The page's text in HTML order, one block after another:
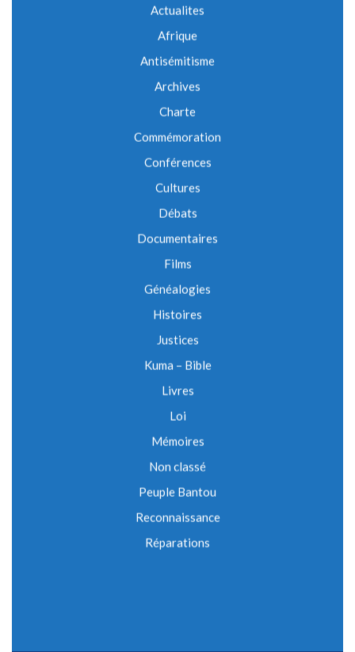
Actualites
Afrique
Antisémitisme
Archives
Charte
Commémoration
Conférences
Cultures
Débats
Documentaires
Films
Généalogies
Histoires
Justices
Kuma – Bible
Livres
Loi
Mémoires
Non classé
Peuple Bantou
Reconnaissance
Réparations